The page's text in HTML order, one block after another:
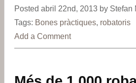
Posted abril 22nd, 2013 by Stefan
Tags: Bones pràctiques robatoris
Add a Comment